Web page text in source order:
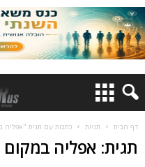
דף הבית תגיות כתבות עם תגית "אפליה
תגית: אפליה